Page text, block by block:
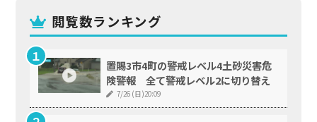
閲覧数ランキング
置賜3市4町の警戒レベル4土砂災害危
険警報 全て警戒レベル2に切り替え
7/26 (日)20:09